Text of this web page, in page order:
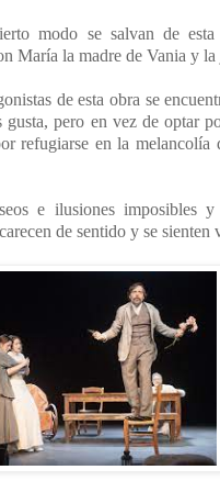
modo se salvan de esta
María la madre de Vania y
de esta obra se
gusta, pero en vez de optar
refugiarse en la melancolía
e ilusiones imposibles
de sentido y se sienten